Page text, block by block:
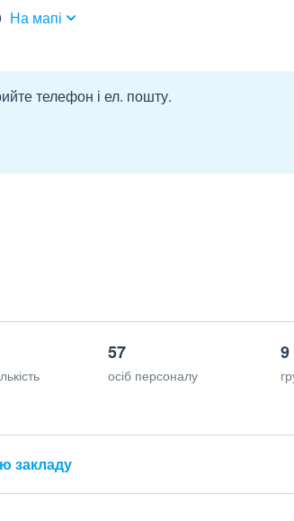
На мапі
телефон і ел. пошту.
57
осіб персоналу
9
закладу